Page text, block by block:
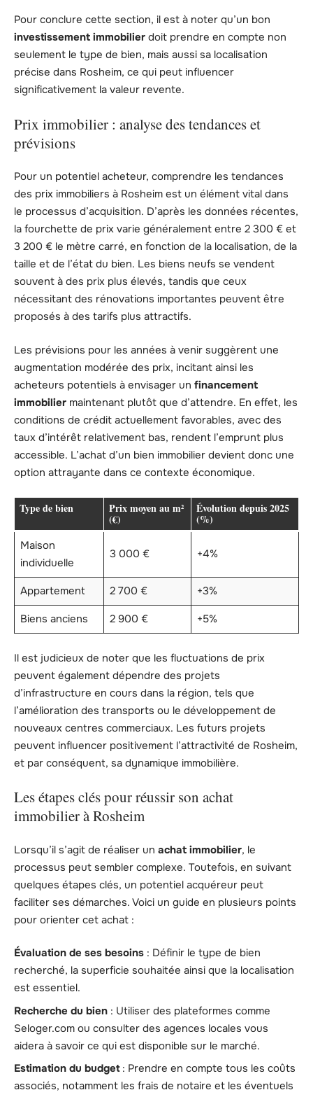
Pour conclure cette section, il est à noter qu’un bon
investissement immobilier doit prendre en compte non
seulement le type de bien, mais aussi sa localisation
précise dans Rosheim, ce qui peut influencer
significativement la valeur revente.
Prix immobilier : analyse des tendances et
prévisions
Pour un potentiel acheteur, comprendre les tendances
des prix immobiliers à Rosheim est un élément vital dans
le processus d’acquisition. D’après les données récentes,
la fourchette de prix varie généralement entre 2 300 € et
3 200 € le mètre carré, en fonction de la localisation, de la
taille et de l’état du bien. Les biens neufs se vendent
souvent à des prix plus élevés, tandis que ceux
nécessitant des rénovations importantes peuvent être
proposés à des tarifs plus attractifs.
Les prévisions pour les années à venir suggèrent une
augmentation modérée des prix, incitant ainsi les
acheteurs potentiels à envisager un financement
immobilier maintenant plutôt que d’attendre. En effet, les
conditions de crédit actuellement favorables, avec des
taux d’intérêt relativement bas, rendent l’emprunt plus
accessible. L’achat d’un bien immobilier devient donc une
option attrayante dans ce contexte économique.
Type de bien Prix moyen au m²
(€)
Évolution depuis 2025
(%)
Maison
individuelle
3 000 € +4%
Appartement 2 700 €
+3%
Biens anciens
2 900 € +5%
Il est judicieux de noter que les fluctuations de prix
peuvent également dépendre des projets
d’infrastructure en cours dans la région, tels que
l’amélioration des transports ou le développement de
nouveaux centres commerciaux. Les futurs projets
peuvent influencer positivement l’attractivité de Rosheim,
et par conséquent, sa dynamique immobilière.
Les étapes clés pour réussir son achat
immobilier à Rosheim
Lorsqu’il s’agit de réaliser un achat immobilier, le
processus peut sembler complexe. Toutefois, en suivant
quelques étapes clés, un potentiel acquéreur peut
faciliter ses démarches. Voici un guide en plusieurs points
pour orienter cet achat :
Évaluation de ses besoins : Définir le type de bien
recherché, la superficie souhaitée ainsi que la localisation
est essentiel.
Recherche du bien : Utiliser des plateformes comme
Seloger.com ou consulter des agences locales vous
aidera à savoir ce qui est disponible sur le marché.
Estimation du budget: Prendre en compte tous les coûts
associés, notamment les frais de notaire et les éventuels